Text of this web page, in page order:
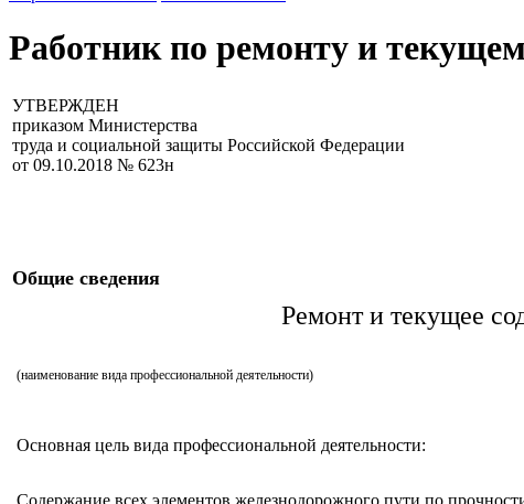
Работник по ремонту и
УТВЕРЖДЕН
приказом Министерства
труда и социальной защиты Российской Федерации
от 09.10.2018 № 623н
Общие сведения
Ремонт и текущее
(наименование вида профессиональной деятельности)
Основная цель вида профессиональной деятельности:
Содержание всех элементов железнодорожного пути по